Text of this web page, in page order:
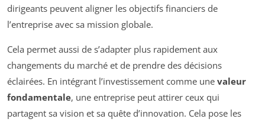
dirigeants peuvent aligner les objectifs financiers de
l’entreprise avec sa mission globale.
Cela permet aussi de s’adapter plus rapidement aux
changements du marché et de prendre des décisions
éclairées. En intégrant l’investissement comme une valeur
fondamentale, une entreprise peut attirer ceux qui
partagent sa vision et sa quête d’innovation. Cela pose les